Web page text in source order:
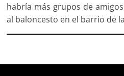
habría más grupos de
al baloncesto en el barrio de